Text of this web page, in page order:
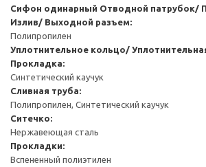
Сифон одинарный Отводной патрубок/
Излив/ Выходной разъем:
Полипропилен
Уплотнительное кольцо/
Прокладка:
Синтетический каучук
Сливная труба:
Полипропилен, Синтетический каучук
Ситечко:
Нержавеющая сталь
Прокладки:
Вспененный полиэтилен